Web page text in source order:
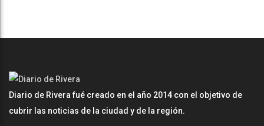
Diario de Rivera fué creado en el año 2014 con el objetivo de
cubrir las noticias de la ciudad y de la región.